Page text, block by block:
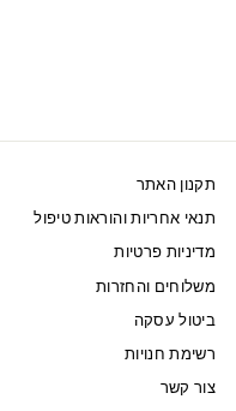
תקנון האתר
תנאי אחריות והוראות טיפול
מדיניות פרטיות
משלוחים והחזרות
ביטול עסקה
רשימת חנויות
צור קשר